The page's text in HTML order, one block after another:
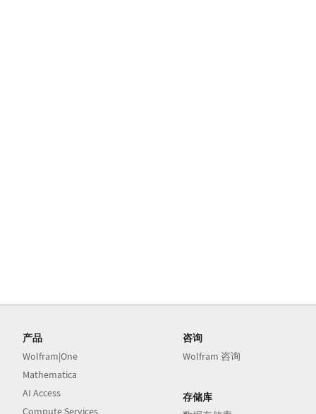
产品
Wolfram|One
Mathematica
AI Access
Compute Services
咨询
Wolfram 咨询
存储库